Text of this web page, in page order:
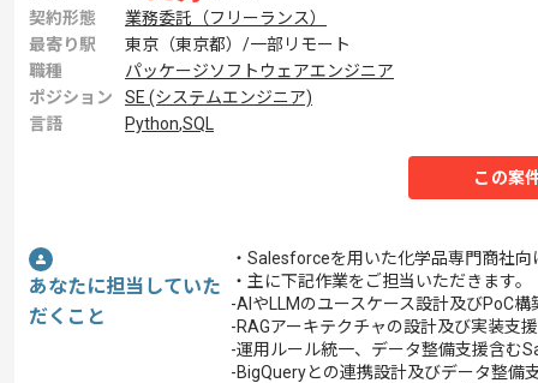
契約形態
業務委託（フリーランス）
最寄り駅
東京（東京都）/一部リモート
職種
パッケージソフトウェアエンジニア
ポジション
SE (システムエンジニア)
言語
Python,SQL
この案
あなたに担当していた
だくこと
・Salesforceを用いた化学品専門商社
・主に下記作業をご担当いただきます。
-AIやLLMのユースケース設計及びPoC構
-RAGアーキテクチャの設計及び実装支援
-運用ルール統一、データ整備支援含む
-BigQueryとの連携設計及びデータ整備